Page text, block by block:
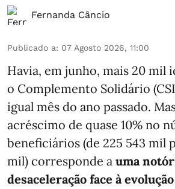
Fernanda Câncio
Publicado a: 07 Agosto 2026, 11:00
Havia, em junho, mais 20 mil
o Complemento Solidário
igual mês do ano passado.
acréscimo de quase 10% no
beneficiários (de 225 543 mil
mil) corresponde a uma
desaceleração face à